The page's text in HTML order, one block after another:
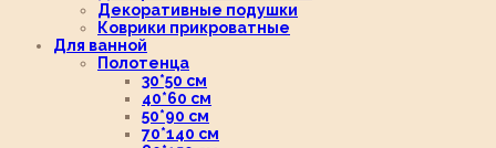
Декоративные подушки
Коврики прикроватные
Для ванной
Полотенца
30*50 см
40*60 см
50*90 см
70*140 см